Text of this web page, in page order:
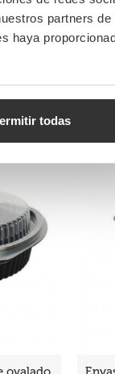
partners de
haya
todas